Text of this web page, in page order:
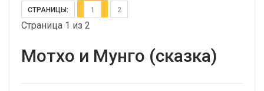
СТРАНИЦЫ: 1 2
Страница 1 из 2
Мотхо и Мунго (сказка)